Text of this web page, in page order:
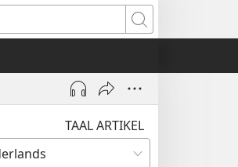
Zoeken
TAAL ARTIKEL